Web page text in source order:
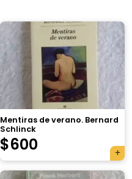
Mentiras de verano. Bernard
Schlinck
$600